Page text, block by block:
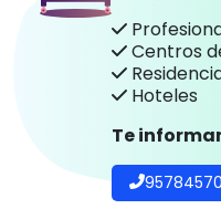
Centros
Hoteles
Te